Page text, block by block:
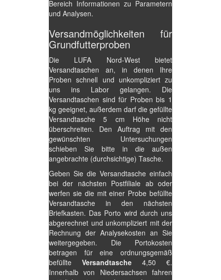
Bereich Informationen zu Parametern
und Analysen.
Versandmöglichkeiten für
Grundfutterproben
Die LUFA Nord-West bietet
Versandtaschen an, in denen Ihre
Proben schnell und unkompliziert zu
uns ins Labor gelangen. Die
Versandtaschen sind für Proben bis 1
kg geeignet, außerdem darf die gefüllte
Versandtasche 5 cm Höhe nicht
überschreiten. Den Auftrag mit den
gewünschten Untersuchungen
schieben Sie bitte in die außen
angebrachte (durchsichtige) Tasche.
Geben Sie die Versandtasche einfach
bei der nächsten Postfiliale ab oder
werfen sie die mit einer Probe befüllte
Versandtasche in den nächsten
Briefkasten. Das Porto wird durch uns
abgerechnet und unkompliziert mit der
Rechnung der Analysekosten an Sie
weitergegeben. Die Portokosten
betragen für eine ordnungsgemäß
befüllte Versandtasche 4,50 €.
Innerhalb von Niedersachsen fahren